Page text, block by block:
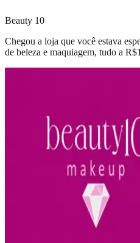
Beauty 10
Chegou a loja que você estava
de beleza e maquiagem, tudo a